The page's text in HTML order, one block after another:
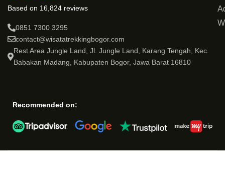
Based on 16,824 reviews
0851 7300 3295
contact@wisatatrekkingbogor.com
Rest Area Jungle Land, Jl. Jungle Land, Karang Tengah, Kec.
Babakan Madang, Kabupaten Bogor, Jawa Barat 16810
Recommended on: